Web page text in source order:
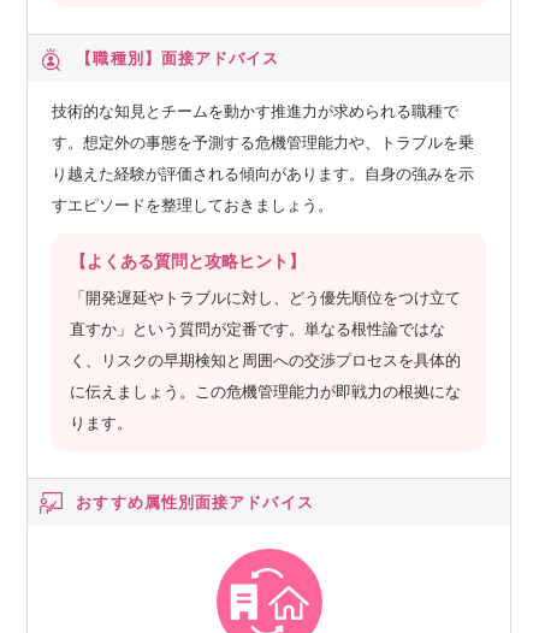
【職種別】 面接アドバイス
技術的な知見とチームを動かす推進力が求められる職種で
す。想定外の事態を予測する危機管理能力や、トラブルを乗
り越えた経験が評価される傾向があります。自身の強みを示
すエピソードを整理しておきましょう。
【よくある質問と攻略ヒント】
「開発遅延やトラブルに対し、どう優先順位をつけ立て
直すか」という質問が定番です。単なる根性論ではな
く、リスクの早期検知と周囲への交渉プロセスを具体的
に伝えましょう。この危機管理能力が即戦力の根拠にな
ります。
おすすめ属性別面接アドバイス